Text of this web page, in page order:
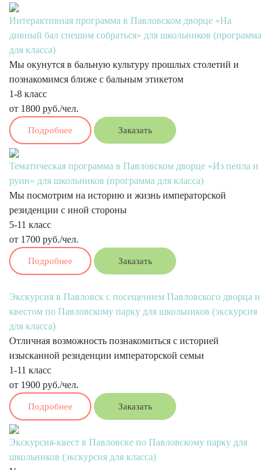
Интерактивная программа в Павловском дворце «На
дивный бал спешим собраться» для школьников (программа
для класса)
Мы окунутся в бальную культуру прошлых столетий и
познакомимся ближе с бальным этикетом
1-8 класс
от 1800 руб./чел.
Подробнее Заказать
Тематическая программа в Павловском дворце «Из пепла и
руин» для школьников (программа для класса)
Мы посмотрим на историю и жизнь императорской
резиденции с иной стороны
5-11 класс
от 1700 руб./чел.
Подробнее Заказать
Экскурсия в Павловск с посещением Павловского дворца и
квестом по Павловскому парку для школьников (экскурсия
для класса)
Отличная возможность познакомиться с историей
изысканной резиденции императорской семьи
1-11 класс
от 1900 руб./чел.
Подробнее Заказать
Экскурсия-квест в Павловске по Павловскому парку для
школьников (экскурсия для класса)